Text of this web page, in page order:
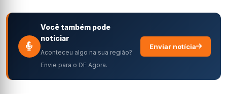
Você também pode
noticiar
Aconteceu algo na sua região?
Envie para o DF Agora.
Enviar notícia